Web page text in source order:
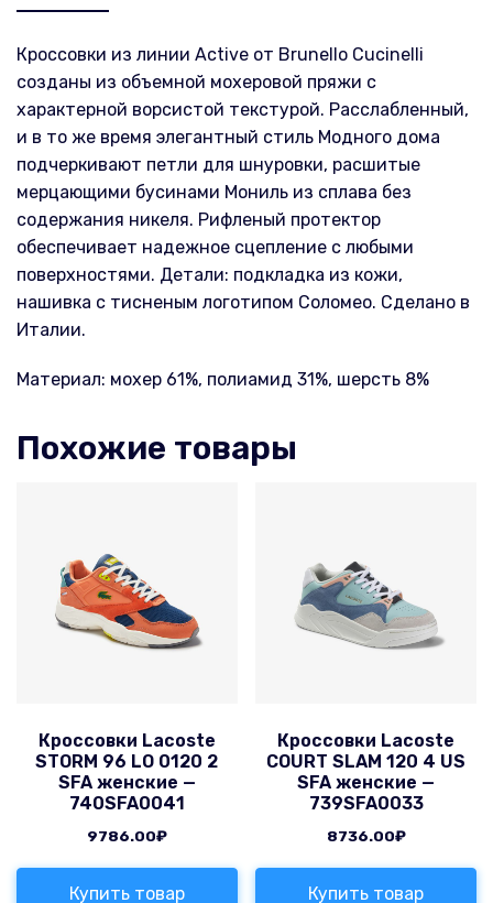
Кроссовки из линии Active от Brunello Cucinelli
созданы из объемной мохеровой пряжи с
характерной ворсистой текстурой. Расслабленный,
и в то же время элегантный стиль Модного дома
подчеркивают петли для шнуровки, расшитые
мерцающими бусинами Мониль из сплава без
содержания никеля. Рифленый протектор
обеспечивает надежное сцепление с любыми
поверхностями. Детали: подкладка из кожи,
нашивка с тисненым логотипом Соломео. Сделано в
Италии.
Материал: мохер 61%, полиамид 31%, шерсть 8%
Похожие товары
Кроссовки Lacoste
STORM 96 LO 0120 2
SFA женские —
740SFA0041
9786.00₽
Купить товар
Кроссовки Lacoste
COURT SLAM 120 4 US
SFA женские —
739SFA0033
8736.00₽
Купить товар